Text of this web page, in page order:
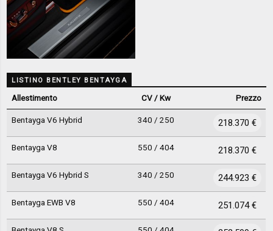
LISTINO BENTLEY BENTAYGA
Allestimento CV / Kw Prezzo
Bentayga V6 Hybrid 340 / 250 218.370 €
Bentayga V8 550 / 404 218.370 €
Bentayga V6 Hybrid S 340 / 250 244.923 €
Bentayga EWB V8 550 / 404 251.074 €